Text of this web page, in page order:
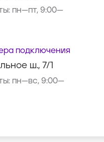
пн—пт, 9:00—
подключения
ш., 7/1
пн—вс, 9:00—